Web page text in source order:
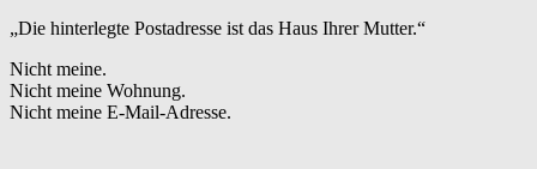
„Die hinterlegte Postadresse ist das Haus Ihrer Mutter.“
Nicht meine.
Nicht meine Wohnung.
Nicht meine E-Mail-Adresse.